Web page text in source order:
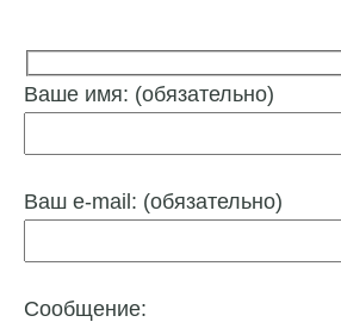
Ваше имя: (обязательно)
Ваш e-mail: (обязательно)
Сообщение: